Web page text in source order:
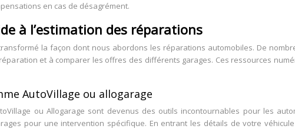
en cas de désagrément.
à l’estimation des réparations
la façon dont nous abordons les réparations automobiles. De
et à comparer les offres des différents garages. Ces ressources
AutoVillage ou allogarage
ou Allogarage sont devenus des outils incontournables pour les
pour une intervention spécifique. En entrant les détails de votre